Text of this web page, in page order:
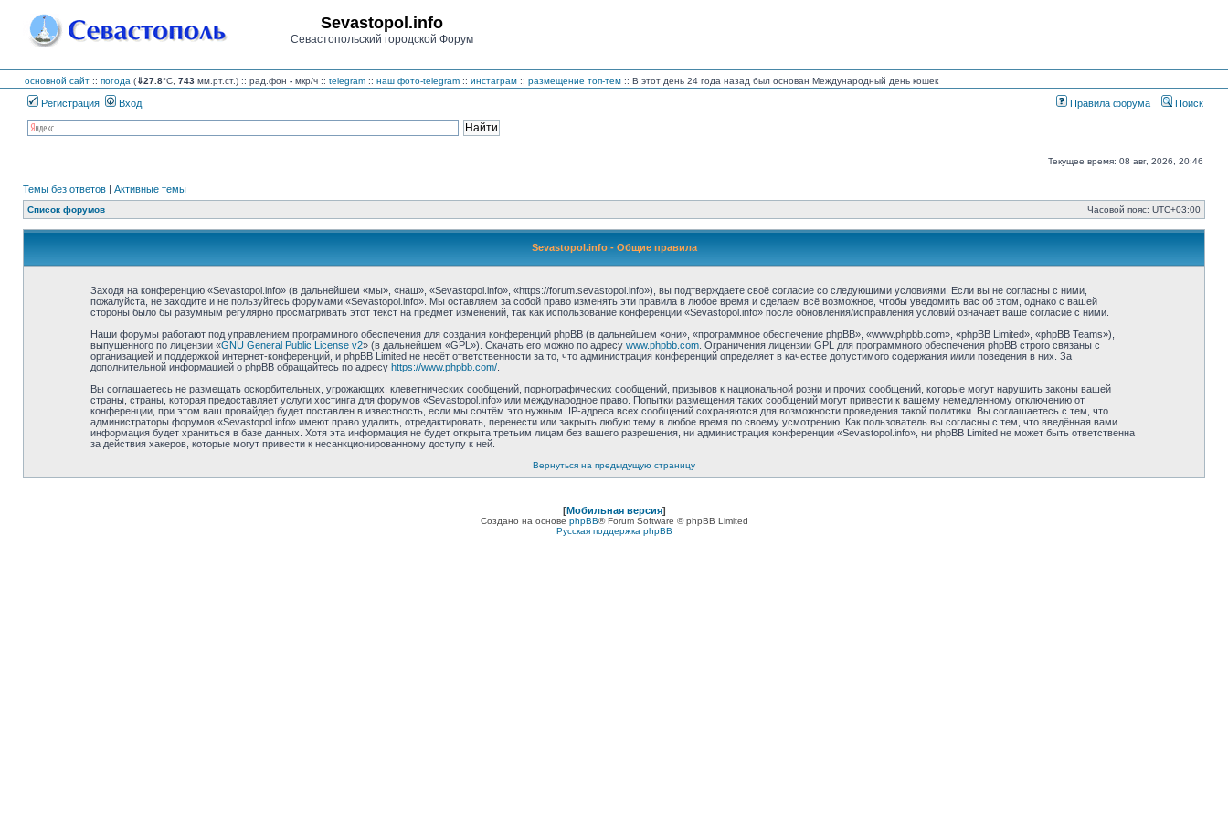
Sevastopol.info
Севастопольский городской Форум
основной сайт :: погода (⇓27.8°C, 743 мм.рт.ст.) :: рад.фон - мкр/ч :: telegram :: наш фото-telegram :: инстаграм :: размещение топ-тем :: В этот день 24 года назад был основан Международный день кошек
Регистрация Вход Правила форума Поиск
Текущее время: 08 авг, 2026, 20:46
Темы без ответов | Активные темы
Список форумов Часовой пояс: UTC+03:00
Sevastopol.info - Общие правила
Заходя на конференцию «Sevastopol.info» (в дальнейшем «мы», «наш», «Sevastopol.info», «https://forum.sevastopol.info»), вы подтверждаете своё согласие со следующими условиями. Если вы не согласны с ними,
пожалуйста, не заходите и не пользуйтесь форумами «Sevastopol.info». Мы оставляем за собой право изменять эти правила в любое время и сделаем всё возможное, чтобы уведомить вас об этом, однако с вашей
стороны было бы разумным регулярно просматривать этот текст на предмет изменений, так как использование конференции «Sevastopol.info» после обновления/исправления условий означает ваше согласие с ними.
Наши форумы работают под управлением программного обеспечения для создания конференций phpBB (в дальнейшем «они», «программное обеспечение phpBB», «www.phpbb.com», «phpBB Limited», «phpBB Teams»),
выпущенного по лицензии «GNU General Public License v2» (в дальнейшем «GPL»). Скачать его можно по адресу www.phpbb.com. Ограничения лицензии GPL для программного обеспечения phpBB строго связаны с
организацией и поддержкой интернет-конференций, и phpBB Limited не несёт ответственности за то, что администрация конференций определяет в качестве допустимого содержания и/или поведения в них. За
дополнительной информацией о phpBB обращайтесь по адресу https://www.phpbb.com/.
Вы соглашаетесь не размещать оскорбительных, угрожающих, клеветнических сообщений, порнографических сообщений, призывов к национальной розни и прочих сообщений, которые могут нарушить законы вашей
страны, страны, которая предоставляет услуги хостинга для форумов «Sevastopol.info» или международное право. Попытки размещения таких сообщений могут привести к вашему немедленному отключению от
конференции, при этом ваш провайдер будет поставлен в известность, если мы сочтём это нужным. IP-адреса всех сообщений сохраняются для возможности проведения такой политики. Вы соглашаетесь с тем, что
администраторы форумов «Sevastopol.info» имеют право удалить, отредактировать, перенести или закрыть любую тему в любое время по своему усмотрению. Как пользователь вы согласны с тем, что введённая вами
информация будет храниться в базе данных. Хотя эта информация не будет открыта третьим лицам без вашего разрешения, ни администрация конференции «Sevastopol.info», ни phpBB Limited не может быть ответственна
за действия хакеров, которые могут привести к несанкционированному доступу к ней.
Вернуться на предыдущую страницу
[Мобильная версия]
Создано на основе phpBB® Forum Software © phpBB Limited
Русская поддержка phpBB